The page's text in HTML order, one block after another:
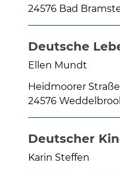
24576 Bad
Deutsche
Ellen Mundt
Heidmoorer Straße
24576
Deutscher
Karin Steffen